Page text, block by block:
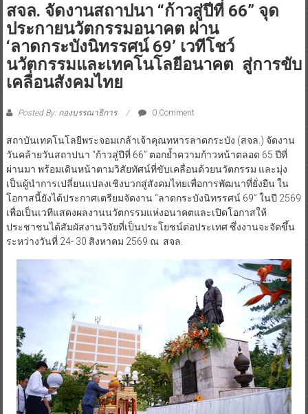
สจล. จัดงานสถาปนา “ก้าวสู่ปีที่ 66” จุด
ประกายนวัตกรรมอนาคต ผ่าน
‘ลาดกระบังนิทรรศน์ 69’ เวทีโชว์
นวัตกรรมและเทคโนโลยีอนาคต สู่การขับ
เคลื่อนสังคมไทย
Posted By: กองบรรณาธิการ 0 Comment
สถาบันเทคโนโลยีพระจอมเกล้าเจ้าคุณทหารลาดกระบัง (สจล.) จัดงาน
วันคล้ายวันสถาปนา “ก้าวสู่ปีที่ 66” ตอกย้ำความก้าวหน้าตลอด 65 ปีที่
ผ่านมา พร้อมเดินหน้าตามวิสัยทัศน์ที่ขับเคลื่อนด้วยนวัตกรรม และมุ่ง
เป็นผู้นำการเปลี่ยนแปลงเชิงบวกสู่สังคมไทยเพื่อการพัฒนาที่ยั่งยืน ใน
โอกาสนี้ยังได้ประกาศเตรียมจัดงาน “ลาดกระบังนิทรรศน์ 69” ในปี 2569
เพื่อเป็นเวทีแสดงผลงานนวัตกรรมแห่งอนาคตและเปิดโอกาสให้
ประชาชนได้สัมผัสงานวิจัยที่เป็นประโยชน์ต่อประเทศ ซึ่งงานจะจัดขึ้น
ระหว่างวันที่ 24- 30 สิงหาคม 2569 ณ สจล.